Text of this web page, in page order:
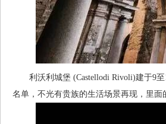
利沃利城堡 (Castellodi Rivoli)建于9至
名单，不光有贵族的生活场景再现，里面